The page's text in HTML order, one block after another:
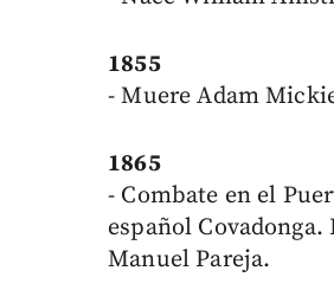
1855
- Muere Adam
1865
- Combate en el
español
Manuel Pareja.